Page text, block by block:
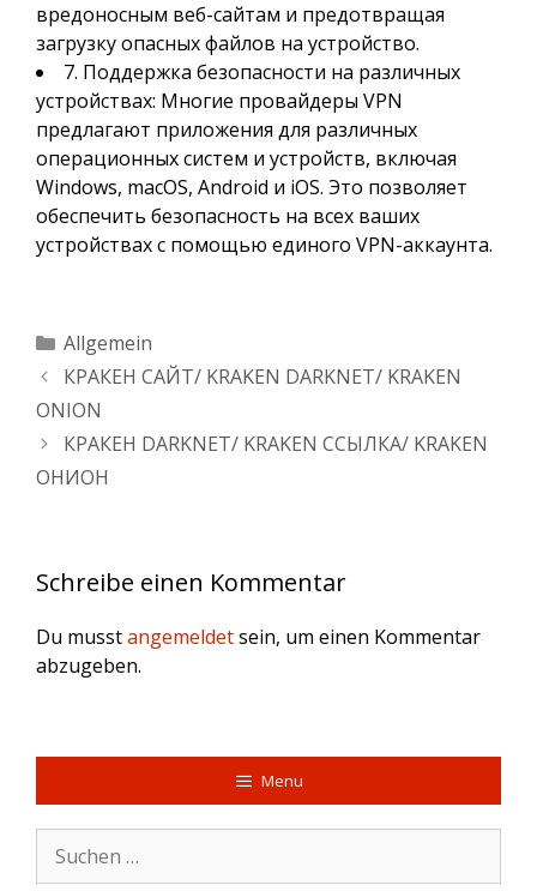
вредоносным веб-сайтам и предотвращая
загрузку опасных файлов на устройство.
7. Поддержка безопасности на различных
устройствах: Многие провайдеры VPN
предлагают приложения для различных
операционных систем и устройств, включая
Windows, macOS, Android и iOS. Это позволяет
обеспечить безопасность на всех ваших
устройствах с помощью единого VPN-аккаунта.
Kategorien
Allgemein
КРАКЕН САЙТ/ KRAKEN DARKNET/ KRAKEN
ONION
КРАКЕН DARKNET/ KRAKEN ССЫЛКА/ KRAKEN
ОНИОН
Schreibe einen Kommentar
Du musstangemeldetsein, um einen Kommentar
abzugeben.
Menu
Suche
nach: